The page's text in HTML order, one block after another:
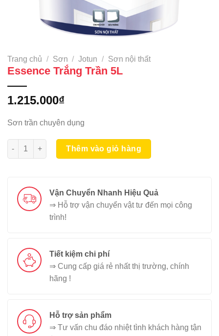
Trang chủ / Sơn / Jotun / Sơn nội thất
Essence Trắng Trần 5L
1.215.000₫
Sơn trần chuyên dụng
Essence Trắng Trần 5L số lượng
Thêm vào giỏ hàng
Vận Chuyển Nhanh Hiệu Quả
⇒ Hỗ trợ vận chuyển vật tư đến mọi công
trình!
Tiết kiệm chi phí
⇒ Cung cấp giá rẻ nhất thị trường, chính
hãng !
Hỗ trợ sản phẩm
⇒ Tư vấn chu đáo nhiệt tình khách hàng tận